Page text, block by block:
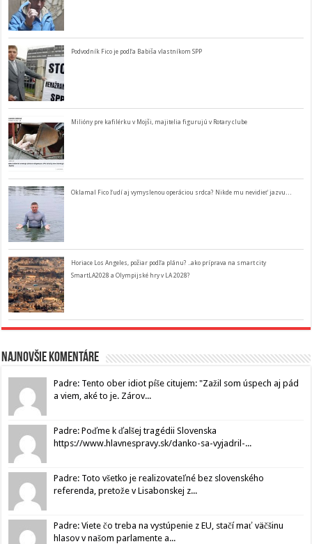
Podvodník Fico je podľa Babiša vlastníkom SPP
Milióny pre kafilérku v Mojši, majitelia figurujú v Rotary clube
Oklamal Fico ľudí aj vymyslenou operáciou srdca? Nikde mu nevidieť jazvu…
Horiace Los Angeles, požiar podľa plánu? ..ako príprava na smart city
SmartLA2028 a Olympijské hry v LA 2028?
Najnovšie komentáre
Padre: Tento ober idiot píše citujem: "Zažil som úspech aj pád
a viem, aké to je. Zárov...
Padre: Poďme k ďalšej tragédii Slovenska
https://www.hlavnespravy.sk/danko-sa-vyjadril-...
Padre: Toto všetko je realizovateľné bez slovenského
referenda, pretože v Lisabonskej z...
Padre: Viete čo treba na vystúpenie z EU, stačí mať väčšinu
hlasov v našom parlamente a...